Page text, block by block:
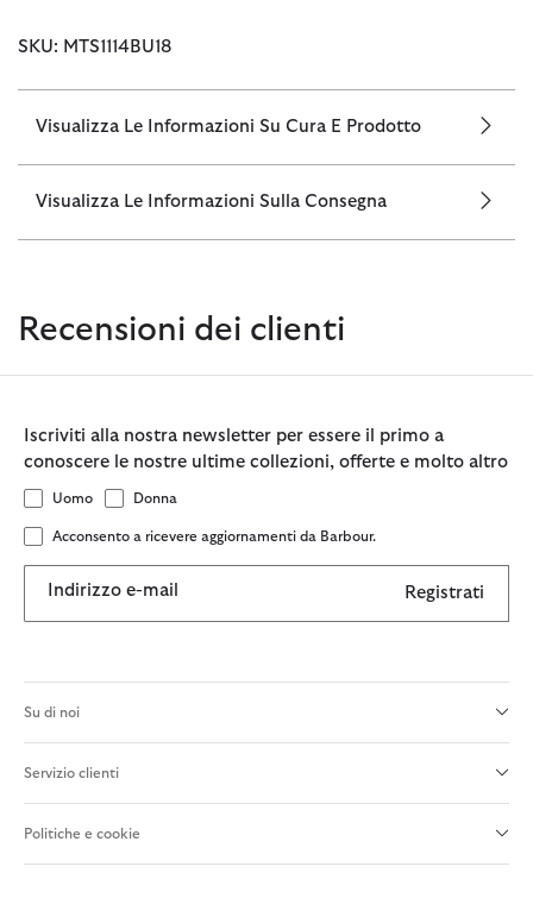
SKU: MTS1114BU18
Visualizza Le Informazioni Su Cura E Prodotto
Visualizza Le Informazioni Sulla Consegna
Recensioni dei clienti
Iscriviti alla nostra newsletter per essere il primo a
conoscere le nostre ultime collezioni, offerte e molto altro
Uomo Donna
Acconsento a ricevere aggiornamenti da Barbour.
Indirizzo e-mail Registrati
Su di noi
Servizio clienti
Politiche e cookie